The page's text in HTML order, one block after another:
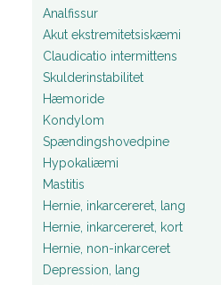
Analfissur
Akut ekstremitetsiskæmi
Claudicatio intermittens
Skulderinstabilitet
Hæmoride
Kondylom
Spændingshovedpine
Hypokaliæmi
Mastitis
Hernie, inkarcereret, lang
Hernie, inkarcereret, kort
Hernie, non-inkarceret
Depression, lang